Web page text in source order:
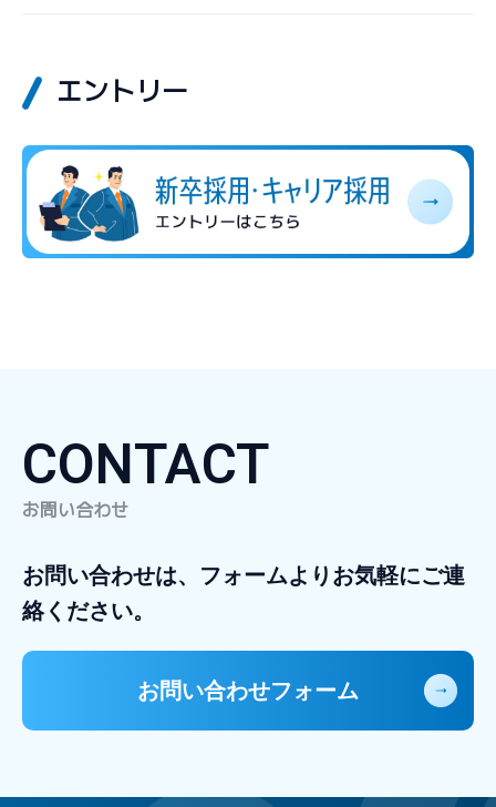
エントリー
CONTACT
お問い合わせ
お問い合わせは、フォームよりお気軽にご連
絡ください。
お問い合わせフォーム